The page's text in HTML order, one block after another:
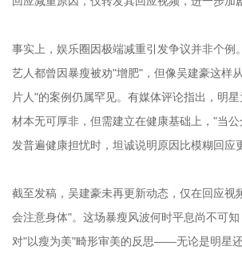
事实上，娱乐圈因极端减重引发争议并非个例
艺人都曾因暴瘦被劝"增肥"，但像吴建豪这样
片人"的案例仍属罕见。有媒体评论指出，明
材本无可厚非，但需建立在健康基础上，"当公
发普遍健康担忧时，坦诚说明原因比模糊回应
截至发稿，吴建豪未再更新动态，仅在回应视
会注意身体"。这场暴瘦风波何时平息尚不可
对"以瘦为美"畸形审美的反思——无论是明星